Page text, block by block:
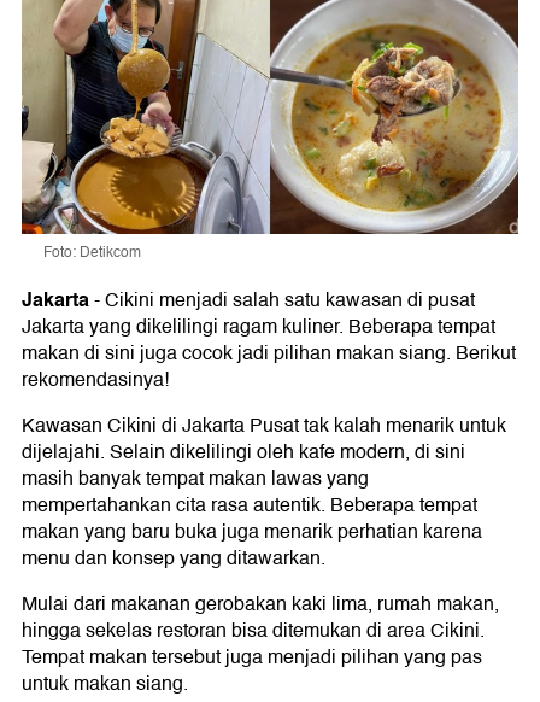
Foto: Detikcom
Jakarta-Cikini menjadi salah satu kawasan di pusat
Jakarta yang dikelilingi ragam kuliner. Beberapa tempat
makan di sini juga cocok jadi pilihan makan siang. Berikut
rekomendasinya!
Kawasan Cikini di Jakarta Pusat tak kalah menarik untuk
dijelajahi. Selain dikelilingi oleh kafe modern, di sini
masih banyak tempat makan lawas yang
mempertahankan cita rasa autentik. Beberapa tempat
makan yang baru buka juga menarik perhatian karena
menu dan konsep yang ditawarkan.
Mulai dari makanan gerobakan kaki lima, rumah makan,
hingga sekelas restoran bisa ditemukan di area Cikini.
Tempat makan tersebut juga menjadi pilihan yang pas
untuk makan siang.